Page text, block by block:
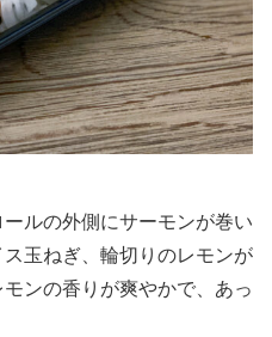
ルの外側にサーモンが巻い
玉ねぎ、輪切りのレモンが
ンの香りが爽やかで、あっ